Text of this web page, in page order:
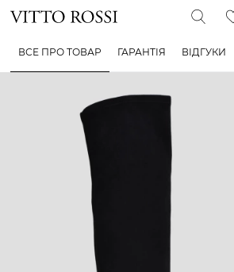
ВСЕ ПРО ТОВАР ГАРАНТІЯ ВІДГУКИ